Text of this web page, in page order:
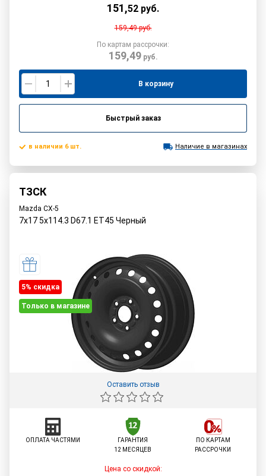
151,52 руб.
159,49руб.
По картам рассрочки:
159,49руб.
В корзину
Быстрый заказ
в наличии 6 шт. Наличие в магазинах
ТЗСК
Mazda CX-5
7x17 5x114.3 D67.1 ET45 Черный
5% cкидка
Только в магазине
Оставить отзыв
ОПЛАТА ЧАСТЯМИ
ГАРАНТИЯ
12 МЕСЯЦЕВ
ПО КАРТАМ
РАССРОЧКИ
Цена со скидкой: